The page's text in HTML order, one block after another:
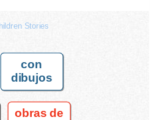
Stories
con
dibujos
obras de